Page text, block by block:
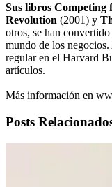
Sus libros Competing
Revolution (2001) y
otros, se han
mundo de los
regular en el Harvard
artículos.
Más información en
Posts